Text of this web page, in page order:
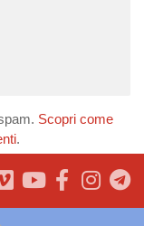
Scopri come
.